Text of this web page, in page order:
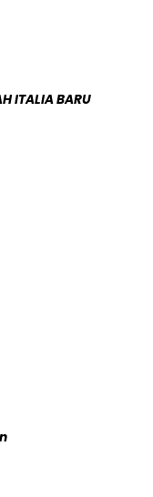
ITALIA BARU